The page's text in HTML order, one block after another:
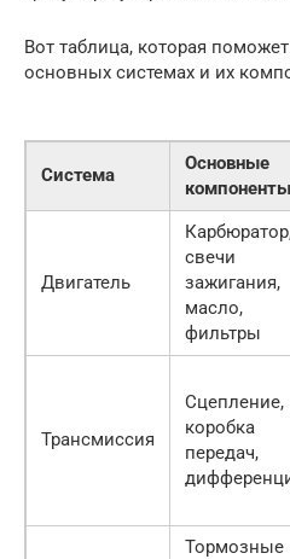
Вот таблица, которая
основных системах и их
Система
Основные
компоненты
Двигатель
свечи
зажигания,
масло,
фильтры
Трансмиссия
Сцепление,
коробка
передач,
Тормозные